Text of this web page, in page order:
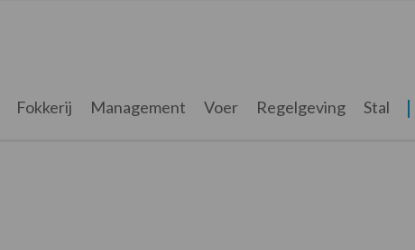
Fokkerij Management Voer Regelgeving Stal